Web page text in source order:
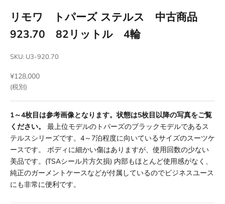
リモワ トパーズ ステルス 中古商品
923.70 82リットル 4輪
SKU: U3-920.70
セール価格
¥128,000
(税別)
1～4枚目は参考画像となります。状態は5枚目以降の写真をご覧
ください。
最上位モデルのトパーズのブラックモデルであるス
テルスシリーズです。4～7泊程度に向いているサイズのスーツケ
ースです。 ボディに細かい傷はありますが、使用回数の少ない
美品です。(TSAシール片方欠損) 内部もほとんど使用感がなく、
純正のガーメントケースなどが付属しているのでビジネスユース
にも非常に便利です。